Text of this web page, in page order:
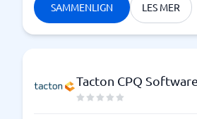
SAMMENLIGN LES MER
Tacton CPQ Software